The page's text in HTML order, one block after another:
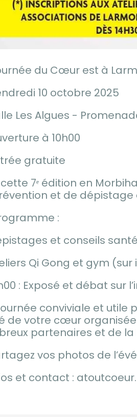
du Cœur est à
10 octobre 2025
Les Algues -
à 10h00
gratuite
cette 7ᵉ édition en
et de dépistage
:
et conseils santé
Qi Gong et gym
: Exposé et débat sur
conviviale et utile
de votre cœur
partenaires et de la
vos photos de
et contact :